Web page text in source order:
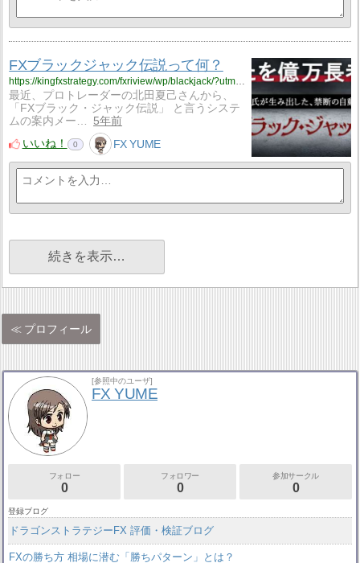
FXブラックジャック伝説って何？
https://kingfxstrategy.com/fxriview/wp/blackjack/?utm_source=rss&utm_medium=rss&utm_campaign=blackjack
最近、プロトレーダーの北田夏己さんから、
「FXブラック・ジャック伝説」 と言うシステ
ムの案内メー…
5年前
いいね！
0 FX YUME
続きを表示…
プロフィール
[参照中のユーザ]
FX YUME
フォロー
0
フォロワー
0
参加サークル
0
登録ブログ
ドラゴンストラテジーFX 評価・検証ブログ
FXの勝ち方 相場に潜む「勝ちパターン」とは？